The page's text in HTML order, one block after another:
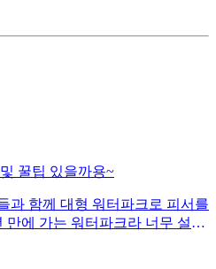
싶어요ㅜㅜ
꿀팁 있을까용~
과 함께 대형 워터파크로 피서를
만에 가는 워터파크라 너무 설레
, 모자 등 기본적인 것 외에 현